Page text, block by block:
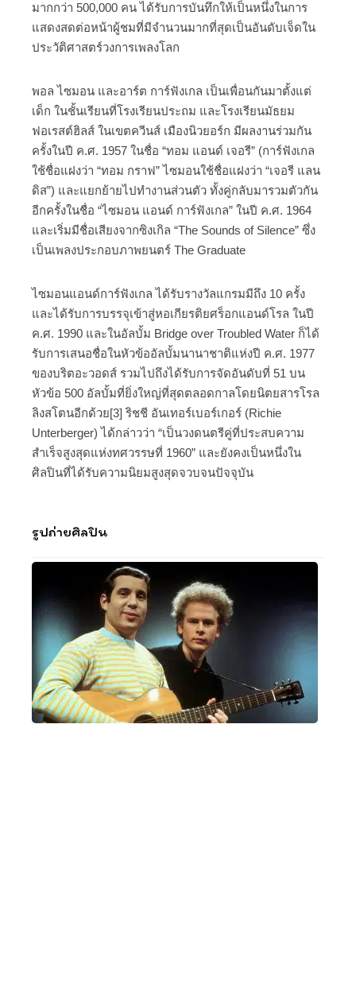
มากกว่า 500,000 คน ได้รับการบันทึกให้เป็นหนึ่งในการ
แสดงสดต่อหน้าผู้ชมที่มีจำนวนมากที่สุดเป็นอันดับเจ็ดใน
ประวัติศาสตร์วงการเพลงโลก
พอล ไซมอน และอาร์ต การ์ฟังเกล เป็นเพื่อนกันมาตั้งแต่
เด็ก ในชั้นเรียนที่โรงเรียนประถม และโรงเรียนมัธยม
ฟอเรสต์ฮิลส์ ในเขตควีนส์ เมืองนิวยอร์ก มีผลงานร่วมกัน
ครั้งในปี ค.ศ. 1957 ในชื่อ “ทอม แอนด์ เจอรี” (การ์ฟังเกล
ใช้ชื่อแฝงว่า “ทอม กราฟ” ไซมอนใช้ชื่อแฝงว่า “เจอรี แลน
ดิส”) และแยกย้ายไปทำงานส่วนตัว ทั้งคู่กลับมารวมตัวกัน
อีกครั้งในชื่อ “ไซมอน แอนด์ การ์ฟังเกล” ในปี ค.ศ. 1964
และเริ่มมีชื่อเสียงจากซิงเกิล “The Sounds of Silence” ซึ่ง
เป็นเพลงประกอบภาพยนตร์ The Graduate
ไซมอนแอนด์การ์ฟังเกล ได้รับรางวัลแกรมมีถึง 10 ครั้ง
และได้รับการบรรจุเข้าสู่หอเกียรติยศร็อกแอนด์โรล ในปี
ค.ศ. 1990 และในอัลบั้ม Bridge over Troubled Water ก็ได้
รับการเสนอชื่อในหัวข้ออัลบั้มนานาชาติแห่งปี ค.ศ. 1977
ของบริตอะวอดส์ รวมไปถึงได้รับการจัดอันดับที่ 51 บน
หัวข้อ 500 อัลบั้มที่ยิ่งใหญ่ที่สุดตลอดกาลโดยนิตยสารโรล
ลิงสโตนอีกด้วย[3] ริชชี อันเทอร์เบอร์เกอร์ (Richie
Unterberger) ได้กล่าวว่า “เป็นวงดนตรีคู่ที่ประสบความ
สำเร็จสูงสุดแห่งทศวรรษที่ 1960” และยังคงเป็นหนึ่งใน
ศิลปินที่ได้รับความนิยมสูงสุดจวบจนปัจจุบัน
รูปถ่ายศิลปิน